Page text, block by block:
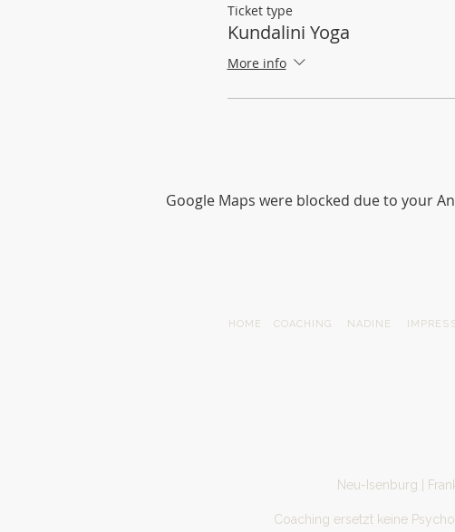
Ticket type
Kundalini Yoga
More info
Google Maps were blocked due to your
HOME COACHING NADINE
Neu-Isenburg |
Coaching ersetzt keine